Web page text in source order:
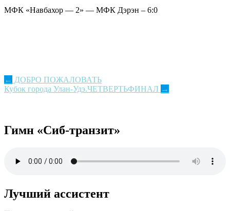
МФК «Навбахор — 2» — МФК Дэрэн – 6:0
Post
navigation
← ДОБРО ПОЖАЛОВАТЬ
Кубок города Улан-Удэ.ЧЕТВЕРТЬФИНАЛ →
Гимн «Сиб-транзит»
Лучший ассистент